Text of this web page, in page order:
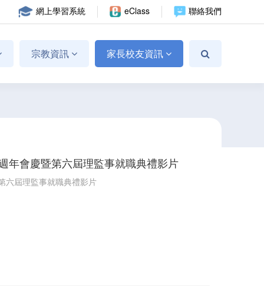
網上學習系統 eClass 聯絡我們
宗教資訊 家長校友資訊
年會慶暨第六屆理監事就職典禮影片
六屆理監事就職典禮影片